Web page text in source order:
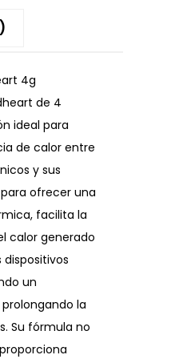
4g
de 4
ideal para
de calor entre
y sus
ofrecer una
facilita la
calor generado
dispositivos
un
la
Su fórmula no